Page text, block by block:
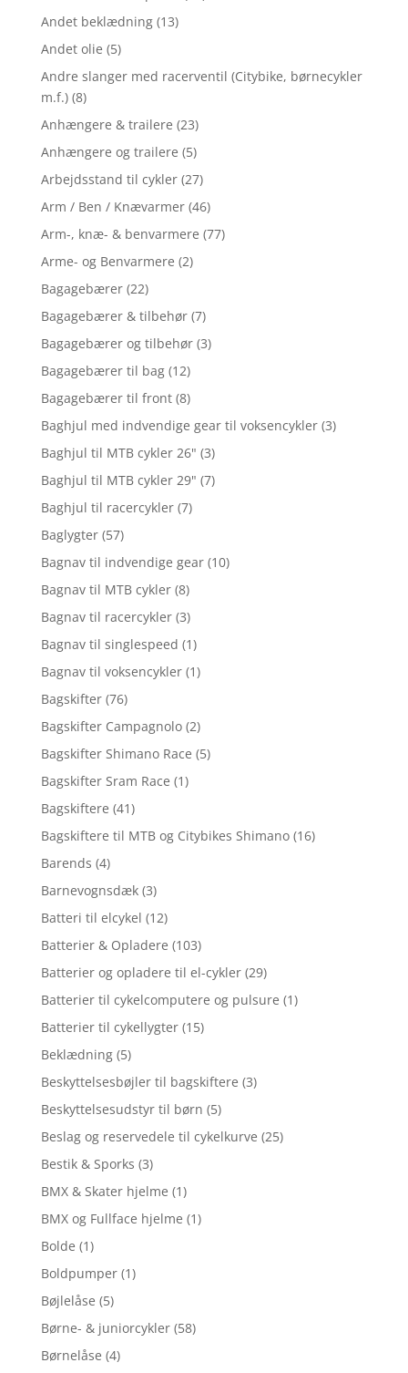
Andet beklædning (13)
Andet olie (5)
Andre slanger med racerventil (Citybike, børnecykler
m.f.) (8)
Anhængere & trailere (23)
Anhængere og trailere (5)
Arbejdsstand til cykler (27)
Arm / Ben / Knævarmer (46)
Arm-, knæ- & benvarmere (77)
Arme- og Benvarmere (2)
Bagagebærer (22)
Bagagebærer & tilbehør (7)
Bagagebærer og tilbehør (3)
Bagagebærer til bag (12)
Bagagebærer til front (8)
Baghjul med indvendige gear til voksencykler (3)
Baghjul til MTB cykler 26" (3)
Baghjul til MTB cykler 29" (7)
Baghjul til racercykler (7)
Baglygter (57)
Bagnav til indvendige gear (10)
Bagnav til MTB cykler (8)
Bagnav til racercykler (3)
Bagnav til singlespeed (1)
Bagnav til voksencykler (1)
Bagskifter (76)
Bagskifter Campagnolo (2)
Bagskifter Shimano Race (5)
Bagskifter Sram Race (1)
Bagskiftere (41)
Bagskiftere til MTB og Citybikes Shimano (16)
Barends (4)
Barnevognsdæk (3)
Batteri til elcykel (12)
Batterier & Opladere (103)
Batterier og opladere til el-cykler (29)
Batterier til cykelcomputere og pulsure (1)
Batterier til cykellygter (15)
Beklædning (5)
Beskyttelsesbøjler til bagskiftere (3)
Beskyttelsesudstyr til børn (5)
Beslag og reservedele til cykelkurve (25)
Bestik & Sporks (3)
BMX & Skater hjelme (1)
BMX og Fullface hjelme (1)
Bolde (1)
Boldpumper (1)
Bøjlelåse (5)
Børne- & juniorcykler (58)
Børnelåse (4)